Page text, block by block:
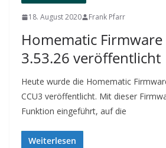
18. August 2020 Frank Pfarr
Homematic Firmware
3.53.26 veröffentlicht
Heute wurde die Homematic
CCU3 veröffentlicht. Mit dieser
Funktion eingeführt, auf die
Weiterlesen